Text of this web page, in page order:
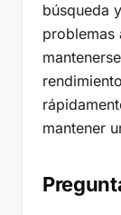
búsqueda
problemas
mantener